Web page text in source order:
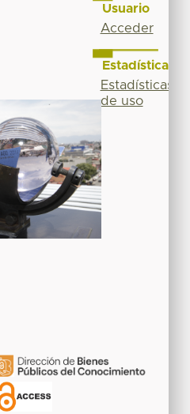
Usuario
Acceder
Estadísticas
Estadísticas
de uso